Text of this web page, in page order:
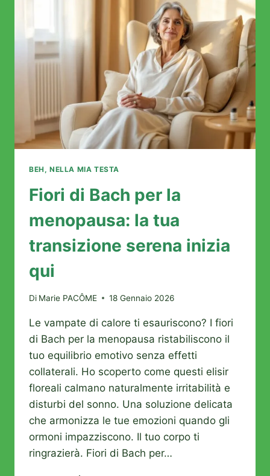
ESPERTA
BEH, NELLA MIA TESTA
Fiori di Bach per la
menopausa: la tua
transizione serena inizia
qui
Di Marie PACÔME 18 Gennaio 2026
Le vampate di calore ti esauriscono? I fiori
di Bach per la menopausa ristabiliscono il
tuo equilibrio emotivo senza effetti
collaterali. Ho scoperto come questi elisir
floreali calmano naturalmente irritabilità e
disturbi del sonno. Una soluzione delicata
che armonizza le tue emozioni quando gli
ormoni impazziscono. Il tuo corpo ti
ringrazierà. Fiori di Bach per…